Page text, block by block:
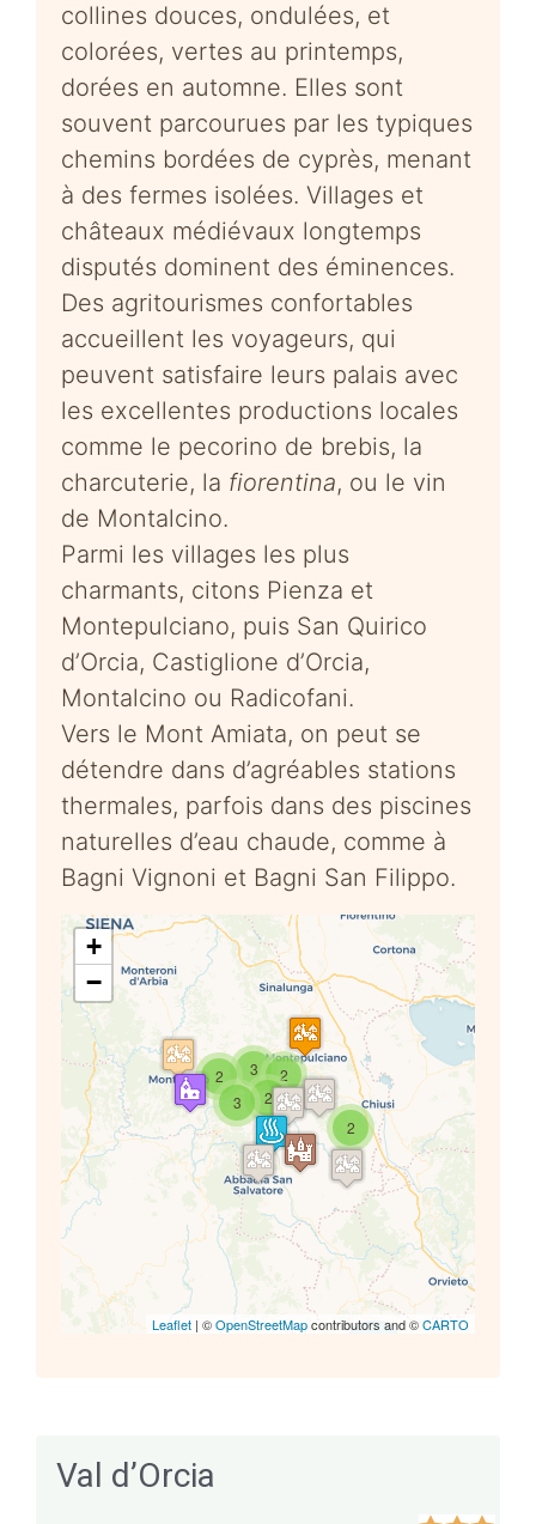
collines douces, ondulées, et
colorées, vertes au printemps,
dorées en automne. Elles sont
souvent parcourues par les typiques
chemins bordées de cyprès, menant
à des fermes isolées. Villages et
châteaux médiévaux longtemps
disputés dominent des éminences.
Des agritourismes confortables
accueillent les voyageurs, qui
peuvent satisfaire leurs palais avec
les excellentes productions locales
comme le pecorino de brebis, la
charcuterie, la fiorentina, ou le vin
de Montalcino.
Parmi les villages les plus
charmants, citons Pienza et
Montepulciano, puis San Quirico
d’Orcia, Castiglione d’Orcia,
Montalcino ou Radicofani.
Vers le Mont Amiata, on peut se
détendre dans d’agréables stations
thermales, parfois dans des piscines
naturelles d’eau chaude, comme à
Bagni Vignoni et Bagni San Filippo.
Travelers' Map is loading...
If you see this after your page is
loaded completely, leafletJS
files are missing.
2
3
2
2
3 2
+
−
Leaflet | ©OpenStreetMapcontributors and ©CARTO
Val d’Orcia